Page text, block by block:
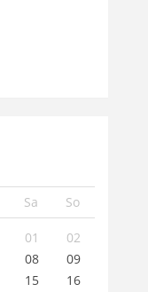
Sa So
01
02
08
09
15
16